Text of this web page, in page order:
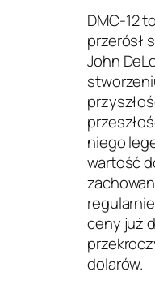
DMC-12
przerósł
John
niego
wartość
ceny już
dolarów.